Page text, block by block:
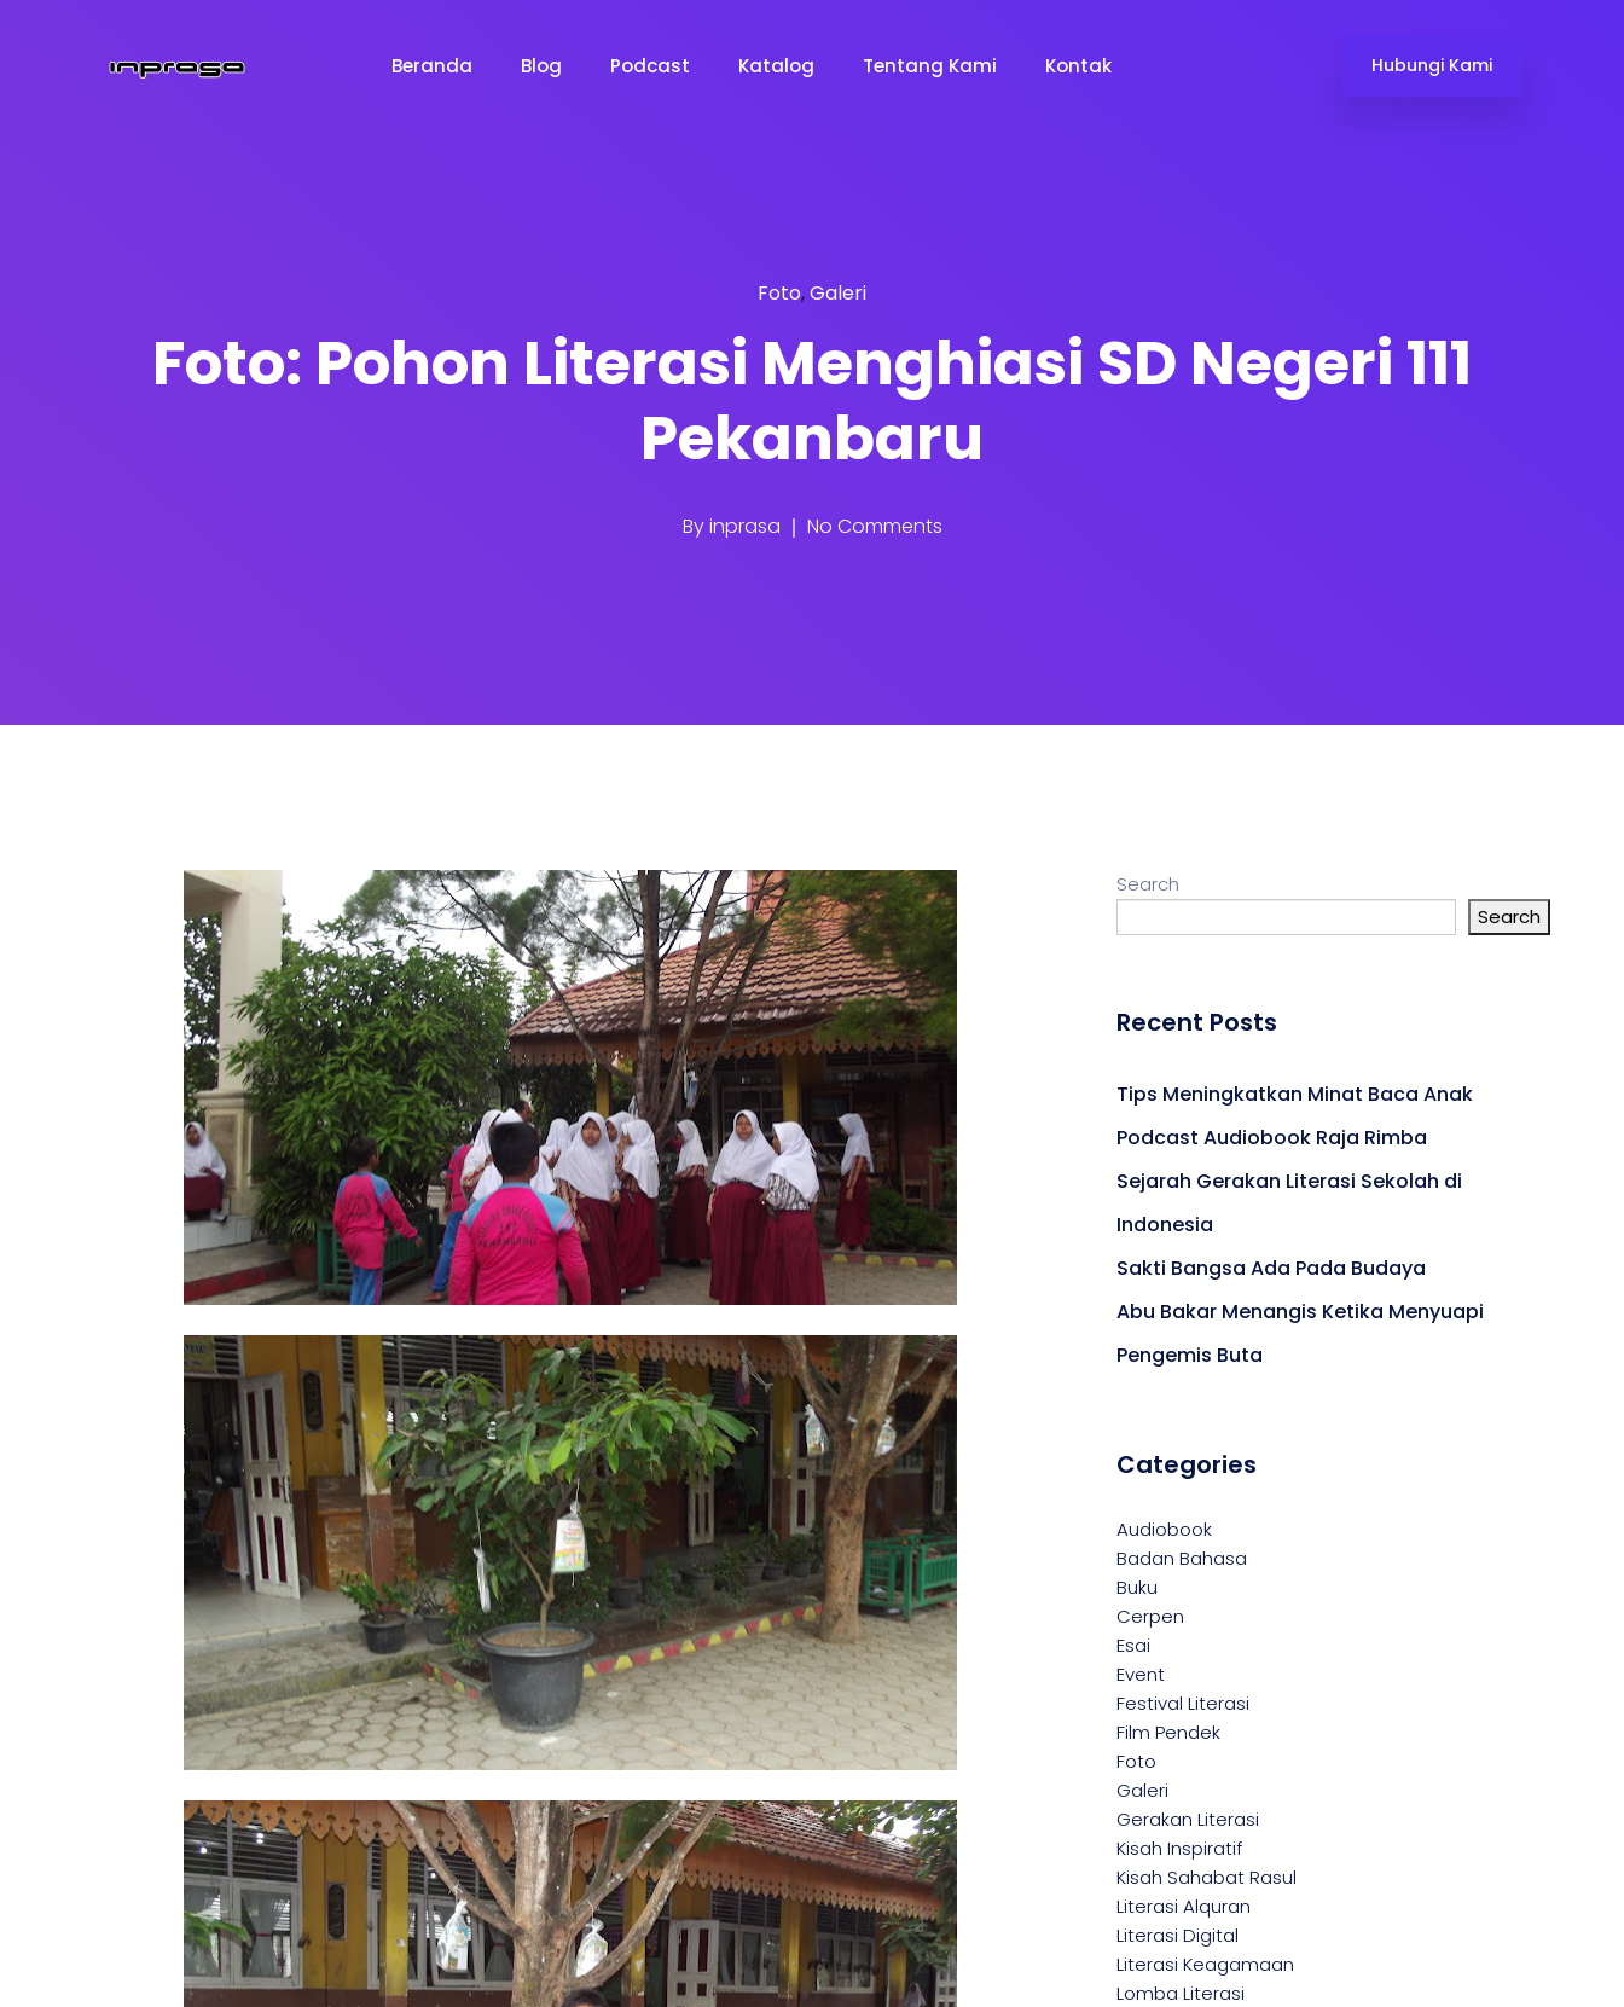
Beranda Blog Podcast Katalog Tentang Kami Kontak Hubungi Kami
Foto,Galeri
Foto: Pohon Literasi Menghiasi SD Negeri 111
Pekanbaru
Byinprasa No Comments
Search
Search
Recent Posts
Tips Meningkatkan Minat Baca Anak
Podcast Audiobook Raja Rimba
Sejarah Gerakan Literasi Sekolah di
Indonesia
Sakti Bangsa Ada Pada Budaya
Abu Bakar Menangis Ketika Menyuapi
Pengemis Buta
Categories
Audiobook
Badan Bahasa
Buku
Cerpen
Esai
Event
Festival Literasi
Film Pendek
Foto
Galeri
Gerakan Literasi
Kisah Inspiratif
Kisah Sahabat Rasul
Literasi Alquran
Literasi Digital
Literasi Keagamaan
Lomba Literasi